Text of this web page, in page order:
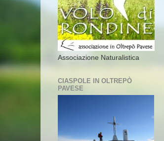
Associazione Naturalistica
CIASPOLE IN OLTREPÒ
PAVESE